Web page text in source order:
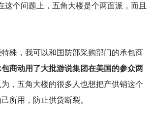
这个问题上，五角大楼是个两面派，而且
殊，我可以和国防部采购部门的承包商
商动用了大批游说集团在美国的参众两
，五角大楼的很多人也想把产供销这个
所用，防止供货断裂。